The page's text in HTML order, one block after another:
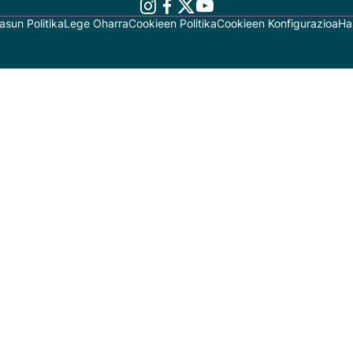
PolitikaLege OharraCookieen PolitikaCookieen Konfigurazioa